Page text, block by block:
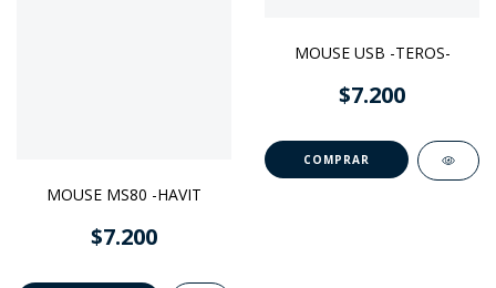
MOUSE MS80 -HAVIT
$7.200
MOUSE USB -TEROS-
$7.200